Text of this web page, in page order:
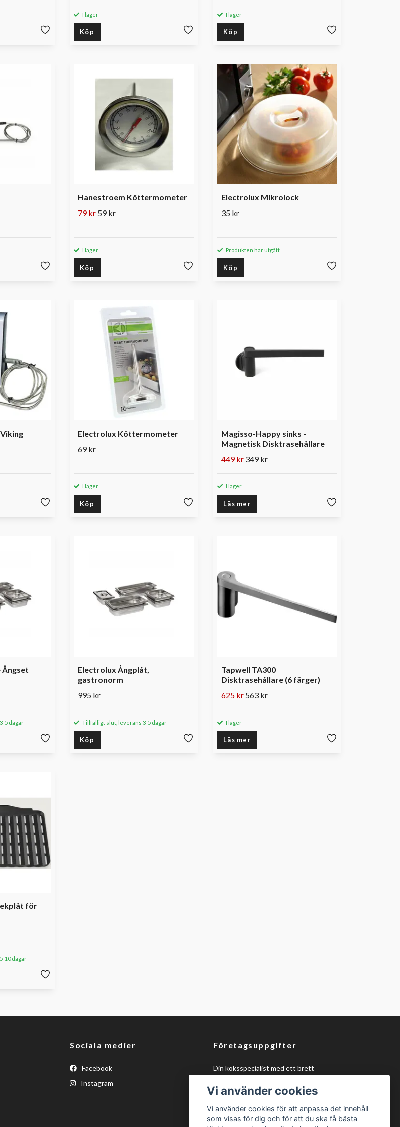
I lager
Köp
I lager
Köp
Hanestroem Köttermometer
79 kr 59 kr
I lager
Köp
Electrolux Mikrolock
35 kr
Produkten har utgått
Köp
Electrolux Köttermometer
69 kr
I lager
Köp
Magisso-Happy sinks -
Magnetisk Disktrasehållare
449 kr 349 kr
I lager
Läs mer
Ångset
5 dagar
Electrolux Ångplåt,
gastronorm
995 kr
Tillfälligt slut, leverans 3-5 dagar
Köp
Tapwell TA300
Disktrasehållare (6 färger)
625 kr 563 kr
I lager
Läs mer
för
10 dagar
Sociala medier
Facebook
Instagram
Företagsuppgifter
Din köksspecialist med ett brett
monteringsmaterial, samt unika 150mm
plasmafilter för alla köksprojekt!
Vi använder cookies
Vi använder cookies för att anpassa det innehåll
som visas för dig och för att du ska få bästa